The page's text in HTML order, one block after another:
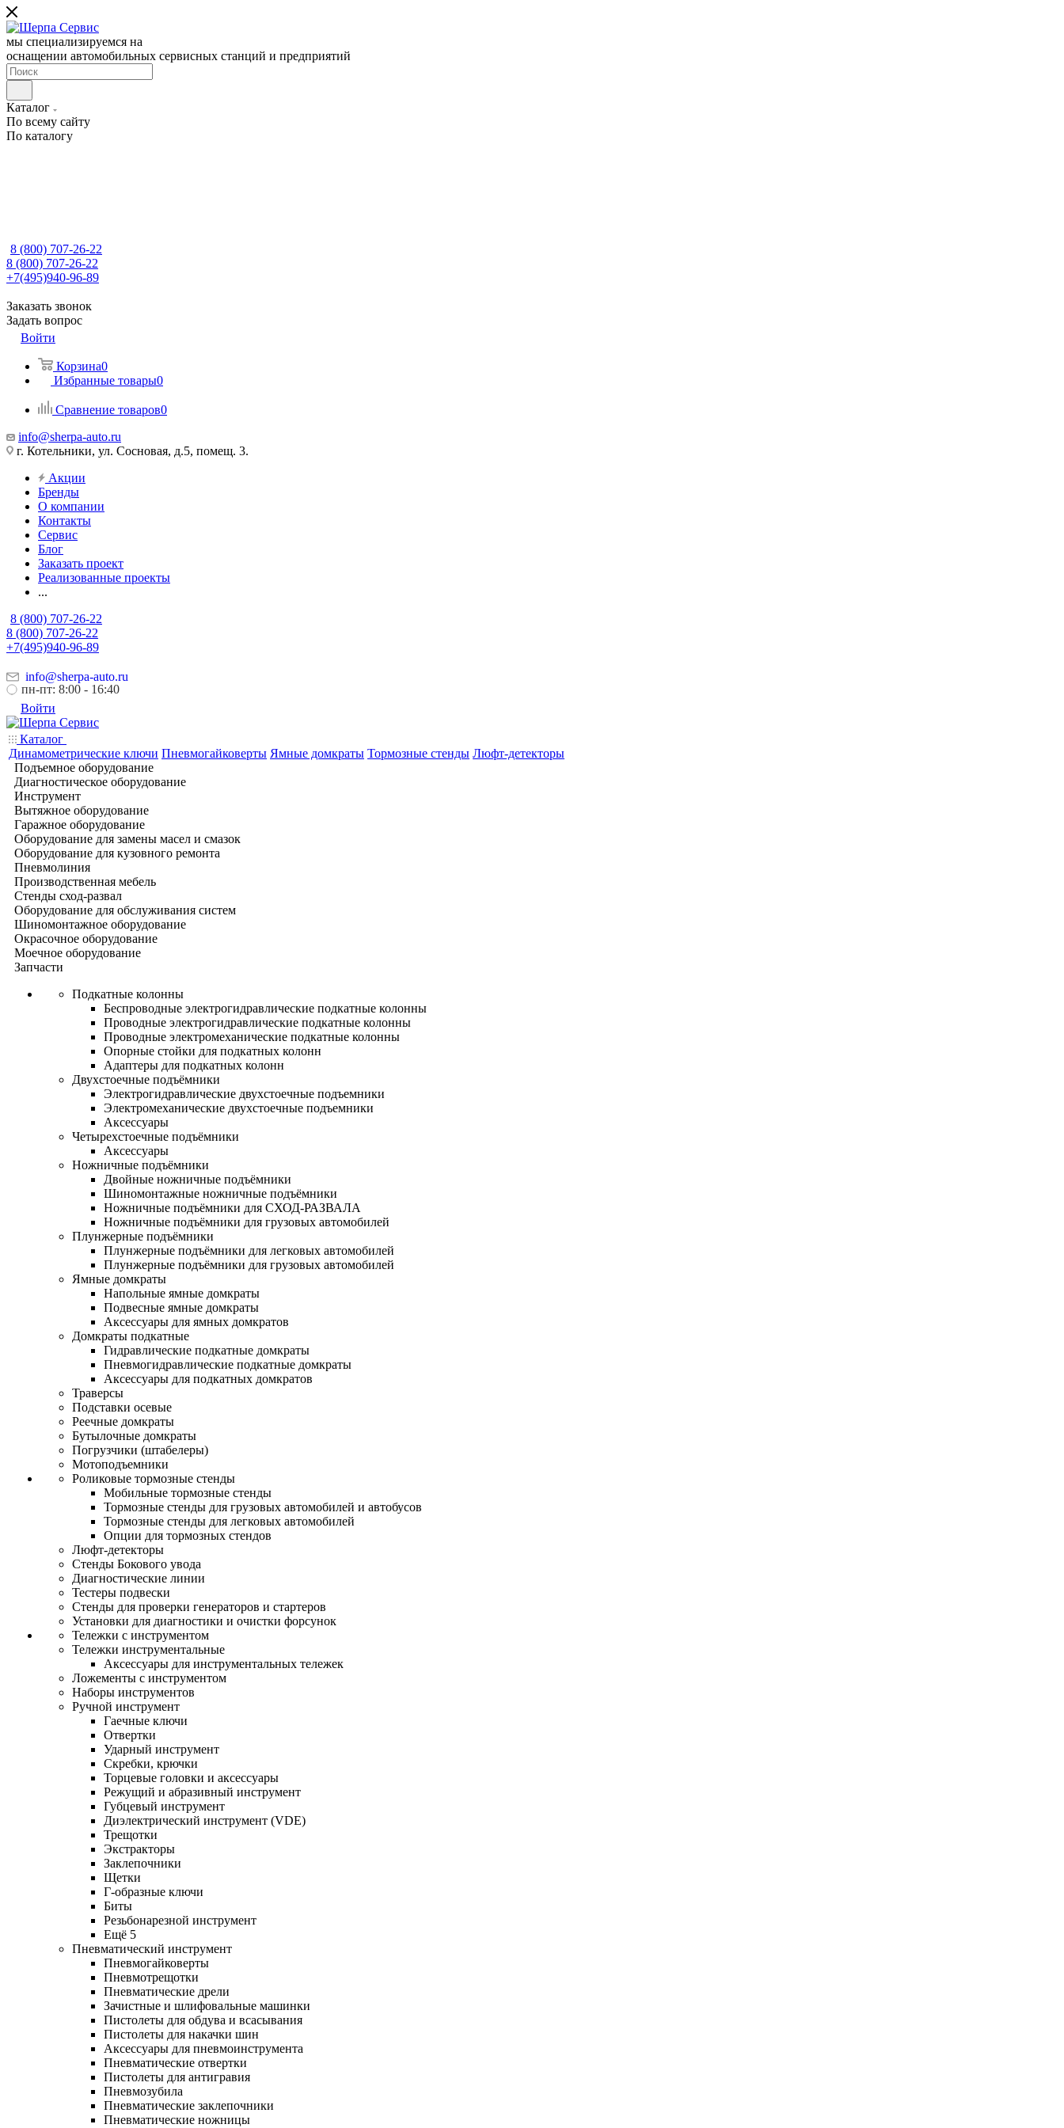
мы специализируемся на
оснащении автомобильных сервисных станций и предприятий
Каталог
По всему сайту
По каталогу
8 (800) 707-26-22
8 (800) 707-26-22
+7(495)940-96-89
Заказать звонок
Задать вопрос
Войти
Корзина0
Избранные товары0
Сравнение товаров0
info@sherpa-auto.ru
г. Котельники, ул. Сосновая, д.5, помещ. 3.
Акции
Бренды
О компании
Контакты
Сервис
Блог
Заказать проект
Реализованные проекты
...
8 (800) 707-26-22
8 (800) 707-26-22
+7(495)940-96-89
info@sherpa-auto.ru
пн-пт: 8:00 - 16:40
Войти
Каталог
Динамометрические ключи Пневмогайковерты Ямные домкраты Тормозные стенды Люфт-детекторы
Подъемное оборудование
Диагностическое оборудование
Инструмент
Вытяжное оборудование
Гаражное оборудование
Оборудование для замены масел и смазок
Оборудование для кузовного ремонта
Пневмолиния
Производственная мебель
Стенды сход-развал
Оборудование для обслуживания систем
Шиномонтажное оборудование
Окрасочное оборудование
Моечное оборудование
Запчасти
Подкатные колонны
Беспроводные электрогидравлические подкатные колонны
Проводные электрогидравлические подкатные колонны
Проводные электромеханические подкатные колонны
Опорные стойки для подкатных колонн
Адаптеры для подкатных колонн
Двухстоечные подъёмники
Электрогидравлические двухстоечные подъемники
Электромеханические двухстоечные подъемники
Аксессуары
Четырехстоечные подъёмники
Аксессуары
Ножничные подъёмники
Двойные ножничные подъёмники
Шиномонтажные ножничные подъёмники
Ножничные подъёмники для СХОД-РАЗВАЛА
Ножничные подъёмники для грузовых автомобилей
Плунжерные подъёмники
Плунжерные подъёмники для легковых автомобилей
Плунжерные подъёмники для грузовых автомобилей
Ямные домкраты
Напольные ямные домкраты
Подвесные ямные домкраты
Аксессуары для ямных домкратов
Домкраты подкатные
Гидравлические подкатные домкраты
Пневмогидравлические подкатные домкраты
Аксессуары для подкатных домкратов
Траверсы
Подставки осевые
Реечные домкраты
Бутылочные домкраты
Погрузчики (штабелеры)
Мотоподъемники
Роликовые тормозные стенды
Мобильные тормозные стенды
Тормозные стенды для грузовых автомобилей и автобусов
Тормозные стенды для легковых автомобилей
Опции для тормозных стендов
Люфт-детекторы
Стенды Бокового увода
Диагностические линии
Тестеры подвески
Стенды для проверки генераторов и стартеров
Установки для диагностики и очистки форсунок
Тележки с инструментом
Тележки инструментальные
Аксессуары для инструментальных тележек
Ложементы с инструментом
Наборы инструментов
Ручной инструмент
Гаечные ключи
Отвертки
Ударный инструмент
Скребки, крючки
Торцевые головки и аксессуары
Режущий и абразивный инструмент
Губцевый инструмент
Диэлектрический инструмент (VDE)
Трещотки
Экстракторы
Заклепочники
Щетки
Г-образные ключи
Биты
Резьбонарезной инструмент
Ещё 5
Пневматический инструмент
Пневмогайковерты
Пневмотрещотки
Пневматические дрели
Зачистные и шлифовальные машинки
Пистолеты для обдува и всасывания
Пистолеты для накачки шин
Аксессуары для пневмоинструмента
Пневматические отвертки
Пистолеты для антигравия
Пневмозубила
Пневматические заклепочники
Пневматические ножницы